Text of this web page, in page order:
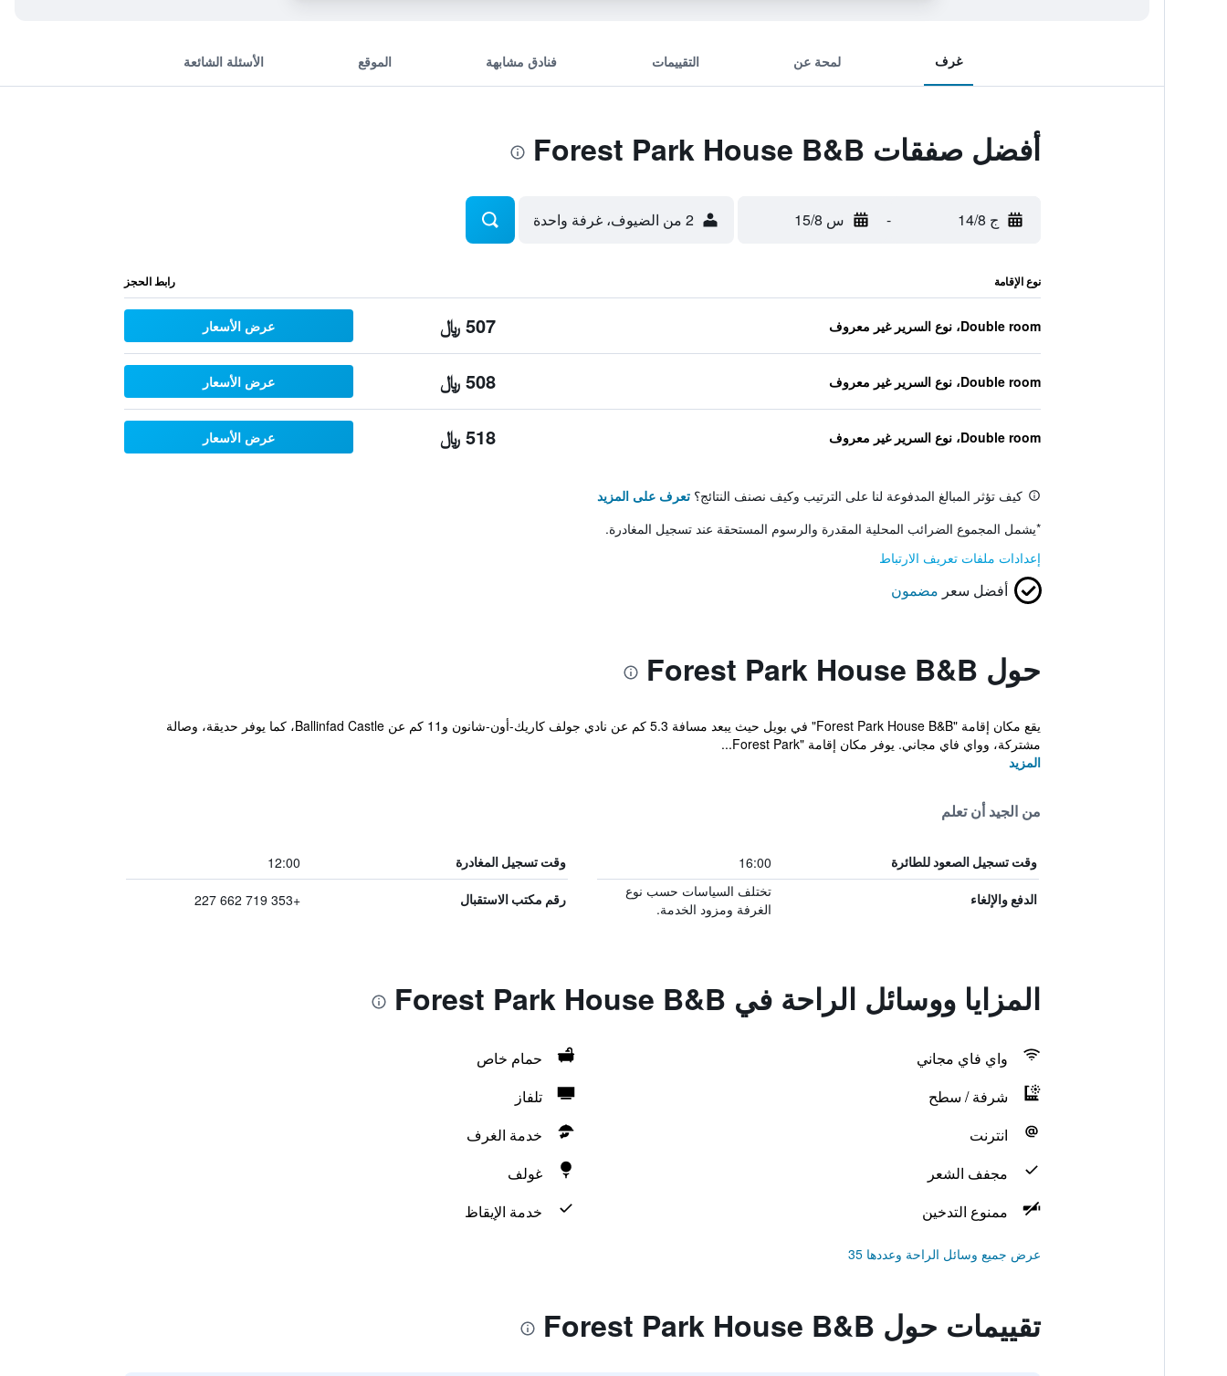
غرف لمحة عن التقييمات فنادق مشابهة الموقع الأسئلة الشائعة
أفضل صفقات Forest Park House B&B
ج 14/8 - س 15/8 2 من الضيوف، غرفة واحدة
نوع الإقامة رابط الحجز
Double room، نوع السرير غير معروف 507 ﷼ عرض الأسعار
Double room، نوع السرير غير معروف 508 ﷼ عرض الأسعار
Double room، نوع السرير غير معروف 518 ﷼ عرض الأسعار
كيف تؤثر المبالغ المدفوعة لنا على الترتيب وكيف نصنف النتائج؟ تعرف على المزيد
*يشمل المجموع الضرائب المحلية المقدرة والرسوم المستحقة عند تسجيل المغادرة.
إعدادات ملفات تعريف الارتباط
أفضل سعر مضمون
حول Forest Park House B&B
يقع مكان إقامة "Forest Park House B&B" في بويل حيث يبعد مسافة 5.3 كم عن نادي جولف كاريك-أون-شانون و11 كم عن Ballinfad Castle، كما يوفر حديقة، وصالة
مشتركة، وواي فاي مجاني. يوفر مكان إقامة "Forest Park...
المزيد
من الجيد أن تعلم
وقت تسجيل الصعود للطائرة 16:00 وقت تسجيل المغادرة 12:00
الدفع والإلغاء
تختلف السياسات حسب نوع
الغرفة ومزود الخدمة.
رقم مكتب الاستقبال +353 719 662 227
المزايا ووسائل الراحة في Forest Park House B&B
واي فاي مجاني
حمام خاص
شرفة / سطح
تلفاز
انترنت
خدمة الغرف
مجفف الشعر
غولف
ممنوع التدخين
خدمة الإيقاظ
عرض جميع وسائل الراحة وعددها 35
تقييمات حول Forest Park House B&B